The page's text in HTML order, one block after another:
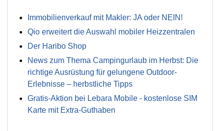
Immobilienverkauf mit Makler: JA oder NEIN!
Qio erweitert die Auswahl mobiler Heizzentralen
Der Haribo Shop
News zum Thema Campingurlaub im Herbst: Die
richtige Ausrüstung für gelungene Outdoor-
Erlebnisse – herbstliche Tipps
Gratis-Aktion bei Lebara Mobile - kostenlose SIM
Karte mit Extra-Guthaben